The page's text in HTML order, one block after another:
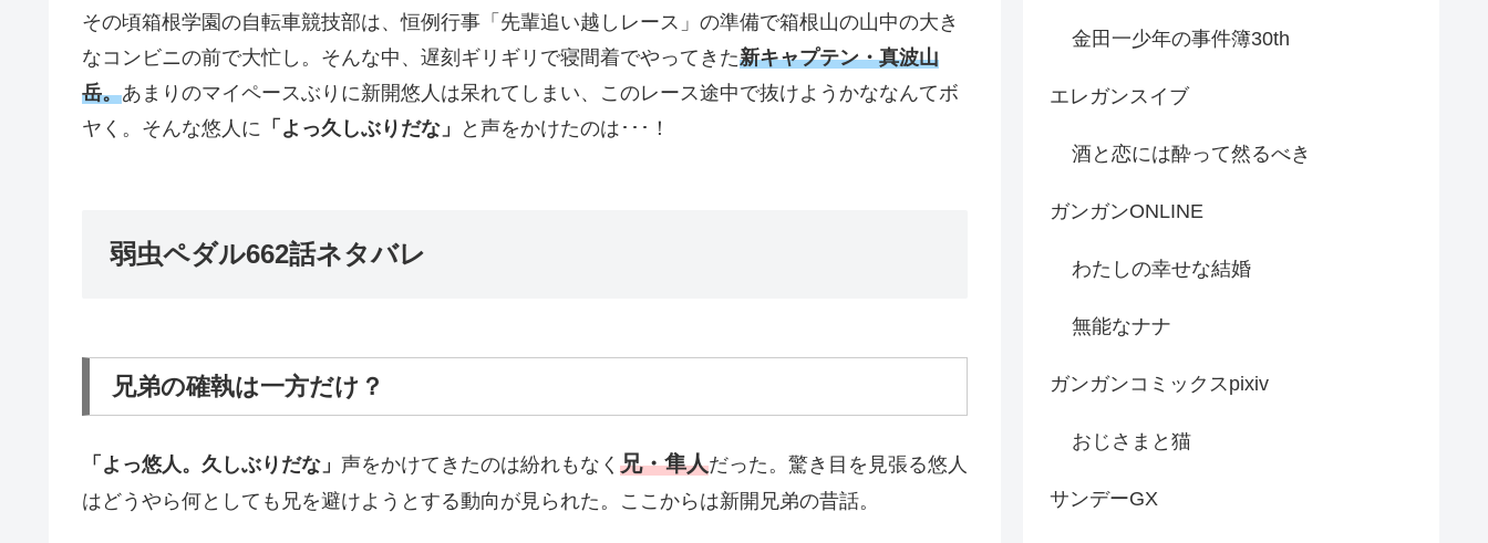
その頃箱根学園の自転車競技部は、恒例行事「先輩追い越しレース」の準備で箱根山の山中の大き
なコンビニの前で大忙し。そんな中、遅刻ギリギリで寝間着でやってきた新キャプテン・真波山
岳。あまりのマイペースぶりに新開悠人は呆れてしまい、このレース途中で抜けようかななんてボ
ヤく。そんな悠人に 「よっ久しぶりだな」 と声をかけたのは･･･！
弱虫ペダル662話ネタバレ
兄弟の確執は一方だけ？
「よっ悠人。久しぶりだな」 声をかけてきたのは紛れもなく 兄・隼人だった。驚き目を見張る悠人
はどうやら何としても兄を避けようとする動向が見られた。ここからは新開兄弟の昔話。
金田一少年の事件簿30th
エレガンスイブ
酒と恋には酔って然るべき
ガンガンONLINE
わたしの幸せな結婚
無能なナナ
ガンガンコミックスpixiv
おじさまと猫
サンデーGX